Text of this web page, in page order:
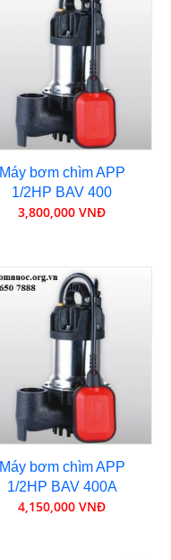
Máy bơm chìm APP
1/2HP BAV 400
3,800,000 VNĐ
Máy bơm chìm APP
1/2HP BAV 400A
4,150,000 VNĐ